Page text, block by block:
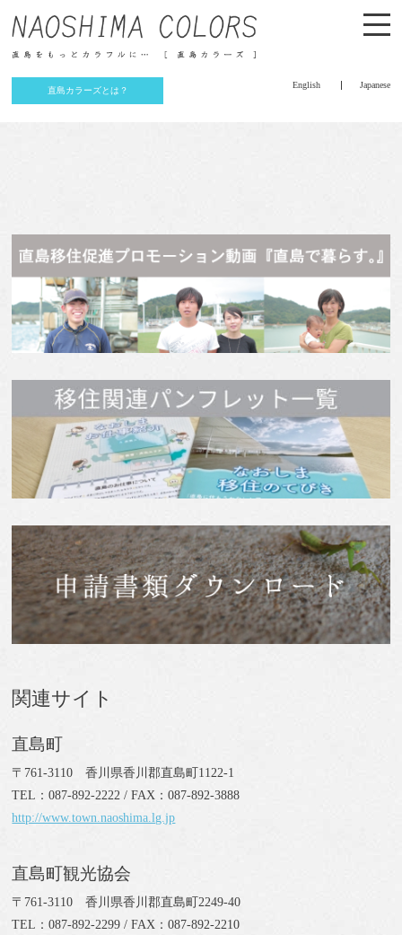
直島カラーズとは？
English Japanese
関連サイト
直島町
〒761-3110 香川県香川郡直島町1122-1
TEL：087-892-2222 / FAX：087-892-3888
http://www.town.naoshima.lg.jp
直島町観光協会
〒761-3110 香川県香川郡直島町2249-40
TEL：087-892-2299 / FAX：087-892-2210